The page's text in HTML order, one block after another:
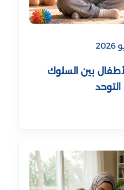
بين السلوك